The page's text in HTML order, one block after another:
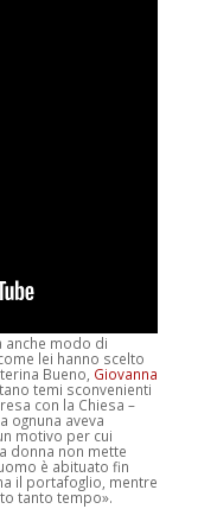
anche modo di
lei hanno scelto
Bueno, Giovanna
temi sconvenienti
con la Chiesa –
ognuna aveva
motivo per cui
donna non mette
è abituato fin
il portafoglio, mentre
tanto tempo».